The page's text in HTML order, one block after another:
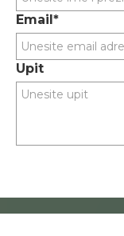
Email*
Upit